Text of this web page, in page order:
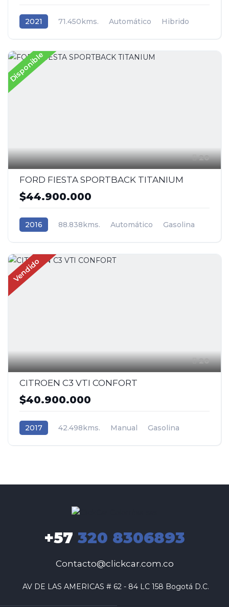
2021 71.450kms. Automático
Hibrido
Disponible
20
FORD FIESTA SPORTBACK TITANIUM
$44.900.000
2016 88.838kms. Automático
Gasolina
Vendido
20
CITROEN C3 VTI CONFORT
$40.900.000
2017 42.498kms. Manual
Gasolina
+57 320 8306893
Contacto@clickcar.com.co
AV DE LAS AMERICAS # 62 - 84 LC 158 Bogotá D.C.